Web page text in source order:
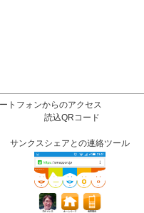
トフォンからのアクセス
読込QRコード
サンクスシェアとの連絡ツール